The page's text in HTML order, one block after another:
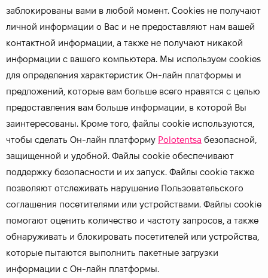
заблокированы вами в любой момент. Сookies не получают
личной информации о Вас и не предоставляют нам вашей
контактной информации, а также не получают никакой
информации с вашего компьютера. Мы используем cookies
для определения характеристик Он-лайн платформы и
предложений, которые вам больше всего нравятся с целью
предоставления вам больше информации, в которой Вы
заинтересованы. Кроме того, файлы cookie используются,
чтобы сделать Он-лайн платформу Polotentsa безопасной,
защищенной и удобной. Файлы cookie обеспечивают
поддержку безопасности и их запуск. Файлы cookie также
позволяют отслеживать нарушение Пользовательского
соглашения посетителями или устройствами. Файлы cookie
помогают оценить количество и частоту запросов, а также
обнаруживать и блокировать посетителей или устройства,
которые пытаются выполнить пакетные загрузки
информации с Он-лайн платформы.